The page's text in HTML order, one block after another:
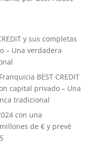
y sus completas
– Una verdadera
BEST CREDIT
capital privado – Una
tradicional
con una
de € y prevé